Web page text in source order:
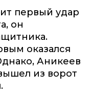
первый удар
он
оказался
Аникеев
из ворот